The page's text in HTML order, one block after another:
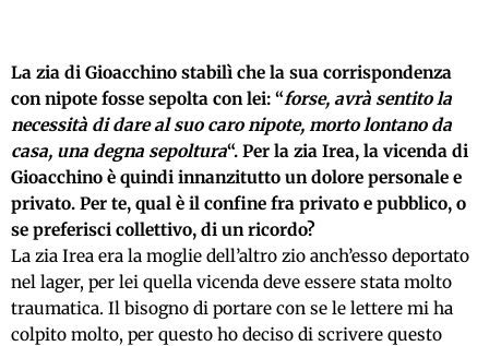
La zia di Gioacchino stabilì che la sua corrispondenza
con nipote fosse sepolta con lei: “forse, avrà sentito la
necessità di dare al suo caro nipote, morto lontano da
casa, una degna sepoltura“. Per la zia Irea, la vicenda di
Gioacchino è quindi innanzitutto un dolore personale e
privato. Per te, qual è il confine fra privato e pubblico, o
se preferisci collettivo, di un ricordo?
La zia Irea era la moglie dell’altro zio anch’esso deportato
nel lager, per lei quella vicenda deve essere stata molto
traumatica. Il bisogno di portare con se le lettere mi ha
colpito molto, per questo ho deciso di scrivere questo